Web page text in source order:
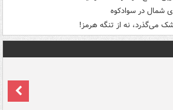
شمال در سوادکوه
می‌گذرد، نه از تنگه هرمز!